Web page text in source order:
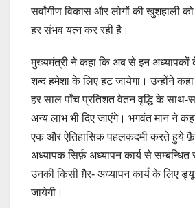
सर्वांगीण विकास और लोगों की खुशहाली
हर संभव यत्न कर रही है।
मुख्यमंत्री ने कहा कि अब से इन अध्यापकों
शब्द हमेशा के लिए हट जायेगा। उन्होंने
हर साल पाँच प्रतिशत वेतन वृद्धि के साथ-
अन्य लाभ भी दिए जाएंगे। भगवंत मान ने
एक और ऐतिहासिक पहलकदमी करते हुये
अध्यापक सिर्फ़ अध्यापन कार्य से सम्बन्धित
उनकी किसी ग़ैर- अध्यापन कार्य के लिए
जायेगी।